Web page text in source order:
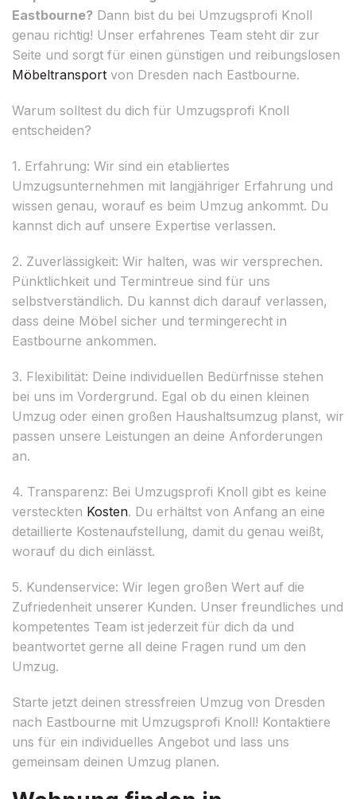
Eastbourne? Dann bist du bei Umzugsprofi Knoll
genau richtig! Unser erfahrenes Team steht dir zur
Seite und sorgt für einen günstigen und reibungslosen
Möbeltransport von Dresden nach Eastbourne.
Warum solltest du dich für Umzugsprofi Knoll
entscheiden?
1. Erfahrung: Wir sind ein etabliertes
Umzugsunternehmen mit langjähriger Erfahrung und
wissen genau, worauf es beim Umzug ankommt. Du
kannst dich auf unsere Expertise verlassen.
2. Zuverlässigkeit: Wir halten, was wir versprechen.
Pünktlichkeit und Termintreue sind für uns
selbstverständlich. Du kannst dich darauf verlassen,
dass deine Möbel sicher und termingerecht in
Eastbourne ankommen.
3. Flexibilität: Deine individuellen Bedürfnisse stehen
bei uns im Vordergrund. Egal ob du einen kleinen
Umzug oder einen großen Haushaltsumzug planst, wir
passen unsere Leistungen an deine Anforderungen
an.
4. Transparenz: Bei Umzugsprofi Knoll gibt es keine
versteckten Kosten. Du erhältst von Anfang an eine
detaillierte Kostenaufstellung, damit du genau weißt,
worauf du dich einlässt.
5. Kundenservice: Wir legen großen Wert auf die
Zufriedenheit unserer Kunden. Unser freundliches und
kompetentes Team ist jederzeit für dich da und
beantwortet gerne all deine Fragen rund um den
Umzug.
Starte jetzt deinen stressfreien Umzug von Dresden
nach Eastbourne mit Umzugsprofi Knoll! Kontaktiere
uns für ein individuelles Angebot und lass uns
gemeinsam deinen Umzug planen.